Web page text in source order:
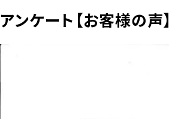
アンケート【お客様の声】